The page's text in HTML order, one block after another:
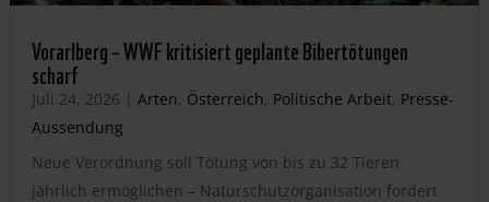
Vorarlberg – WWF kritisiert geplante Bibertötungen
scharf
Juli 24, 2026 | Arten, Österreich, Politische Arbeit, Presse-
Aussendung
Neue Verordnung soll Tötung von bis zu 32 Tieren
jährlich ermöglichen – Naturschutzorganisation fordert